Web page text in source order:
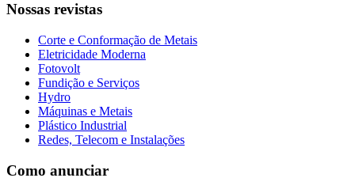
Nossas revistas
Corte e Conformação de Metais
Eletricidade Moderna
Fotovolt
Fundição e Serviços
Hydro
Máquinas e Metais
Plástico Industrial
Redes, Telecom e Instalações
Como anunciar